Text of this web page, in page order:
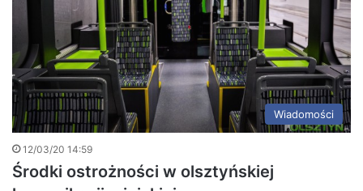
Wiadomości
12/03/20 14:59
Środki ostrożności w olsztyńskiej